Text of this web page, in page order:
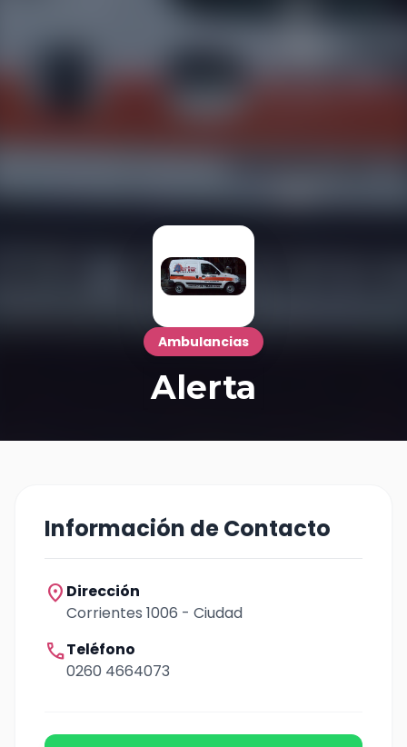
Ambulancias
Alerta
Información de Contacto
location_on Dirección
Corrientes 1006 - Ciudad
callTeléfono
0260 4664073